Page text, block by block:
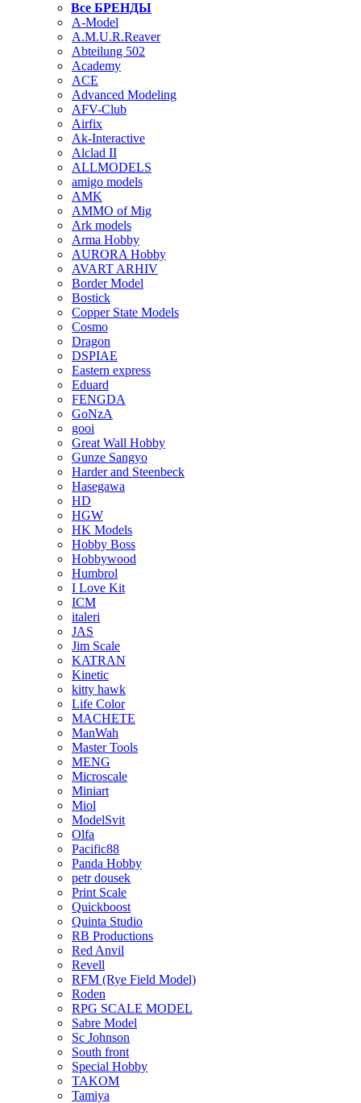
Все БРЕНДЫ
A-Model
A.M.U.R.Reaver
Abteilung 502
Academy
ACE
Advanced Modeling
AFV-Club
Airfix
Ak-Interactive
Alclad II
ALLMODELS
amigo models
AMK
AMMO of Mig
Ark models
Arma Hobby
AURORA Hobby
AVART ARHIV
Border Model
Bostick
Copper State Models
Cosmo
Dragon
DSPIAE
Eastern express
Eduard
FENGDA
GoNzA
gooi
Great Wall Hobby
Gunze Sangyo
Harder and Steenbeck
Hasegawa
HD
HGW
HK Models
Hobby Boss
Hobbywood
Humbrol
I Love Kit
ICM
italeri
JAS
Jim Scale
KATRAN
Kinetic
kitty hawk
Life Color
MACHETE
ManWah
Master Tools
MENG
Microscale
Miniart
Miol
ModelSvit
Olfa
Pacific88
Panda Hobby
petr dousek
Print Scale
Quickboost
Quinta Studio
RB Productions
Red Anvil
Revell
RFM (Rye Field Model)
Roden
RPG SCALE MODEL
Sabre Model
Sc Johnson
South front
Special Hobby
TAKOM
Tamiya